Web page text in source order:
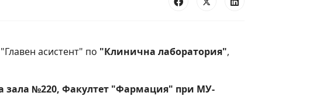
асистент" по "Клинична лаборатория",
зала №220, Факултет "Фармация" при МУ-